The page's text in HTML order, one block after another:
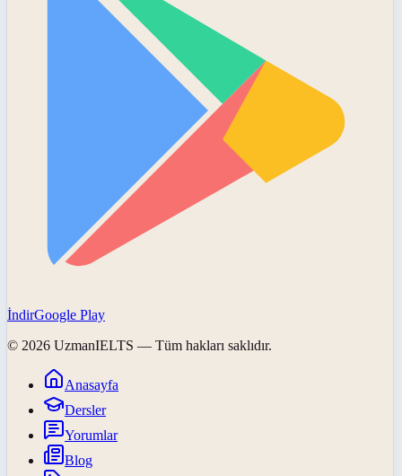
İndirGoogle Play
© 2026 UzmanIELTS — Tüm hakları saklıdır.
Anasayfa
Dersler
Yorumlar
Blog